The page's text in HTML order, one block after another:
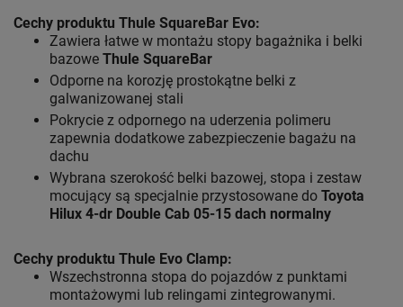
Cechy produktu Thule SquareBar Evo:
Zawiera łatwe w montażu stopy bagażnika i belki
bazowe Thule SquareBar
Odporne na korozję prostokątne belki z
galwanizowanej stali
Pokrycie z odpornego na uderzenia polimeru
zapewnia dodatkowe zabezpieczenie bagażu na
dachu
Wybrana szerokość belki bazowej, stopa i zestaw
mocujący są specjalnie przystosowane do Toyota
Hilux 4-dr Double Cab 05-15 dach normalny
Cechy produktu Thule Evo Clamp:
Wszechstronna stopa do pojazdów z punktami
montażowymi lub relingami zintegrowanymi.